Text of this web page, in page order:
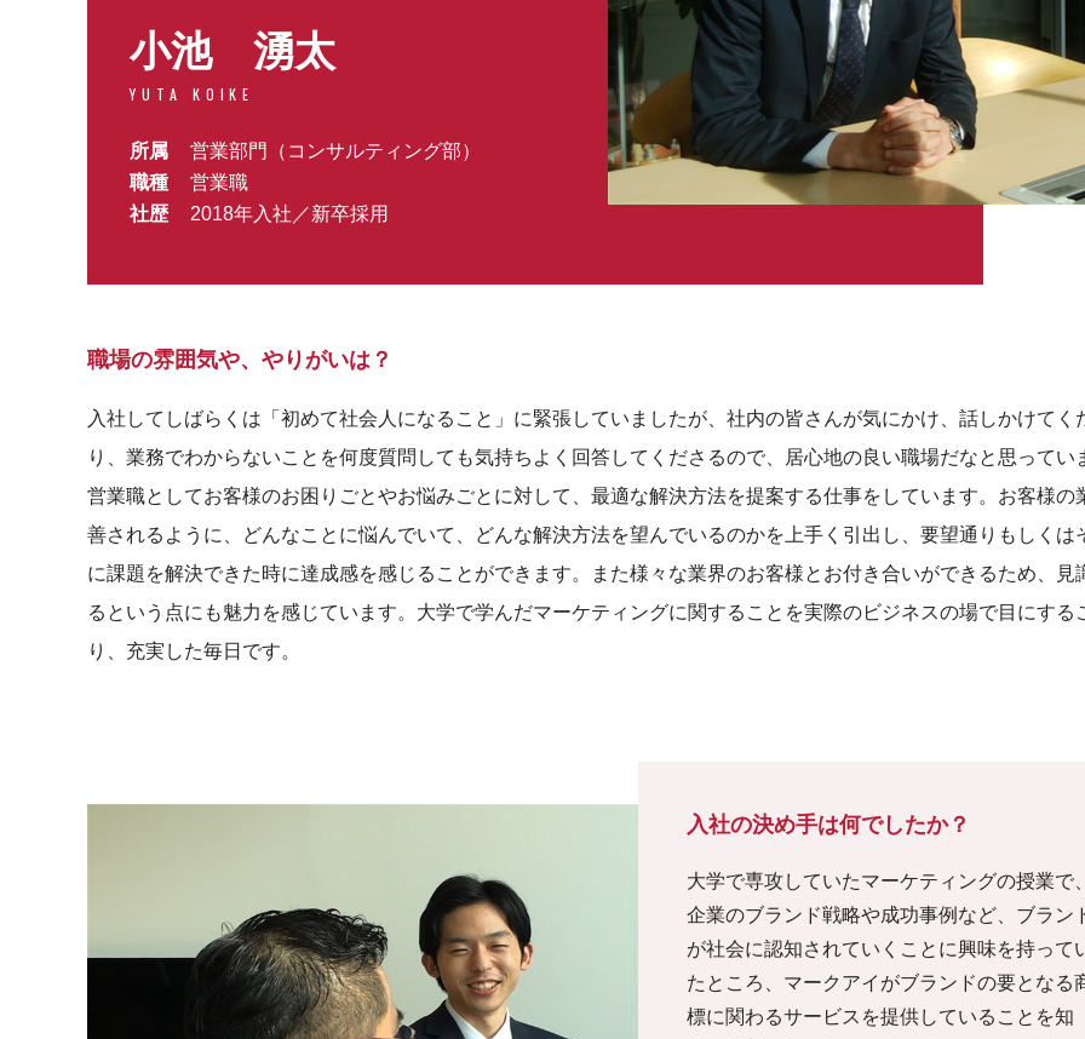
小池 湧太
YUTA KOIKE
所属
営業部門（コンサルティング部）
職種
営業職
社歴
2018年入社／新卒採用
職場の雰囲気や、やりがいは？
入社してしばらくは「初めて社会人になること」に緊張していましたが、社内の皆さんが気にかけ、話しかけてく
り、業務でわからないことを何度質問しても気持ちよく回答してくださるので、居心地の良い職場だなと思ってい
営業職としてお客様のお困りごとやお悩みごとに対して、最適な解決方法を提案する仕事をしています。お客様の
善されるように、どんなことに悩んでいて、どんな解決方法を望んでいるのかを上手く引出し、要望通りもしくは
に課題を解決できた時に達成感を感じることができます。また様々な業界のお客様とお付き合いができるため、見
るという点にも魅力を感じています。大学で学んだマーケティングに関することを実際のビジネスの場で目にする
り、充実した毎日です。
入社の決め手は何でしたか？
大学で専攻していたマーケティングの授業で、
企業のブランド戦略や成功事例など、ブラン
が社会に認知されていくことに興味を持って
たところ、マークアイがブランドの要となる
標に関わるサービスを提供していることを知